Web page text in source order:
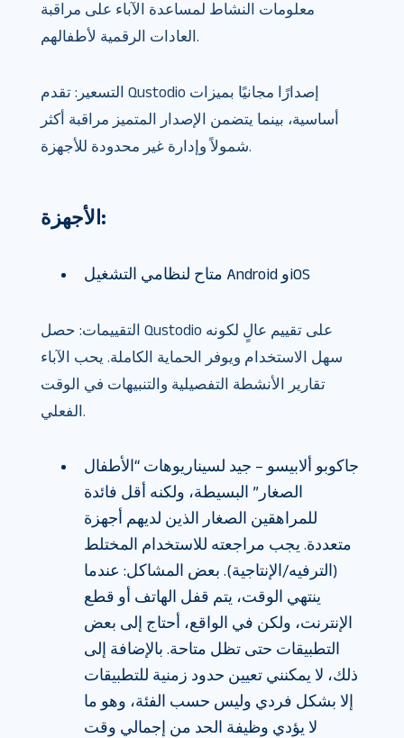
معلومات النشاط لمساعدة الآباء على مراقبة
العادات الرقمية لأطفالهم.
التسعير: تقدم Qustodio إصدارًا مجانيًا بميزات
أساسية، بينما يتضمن الإصدار المتميز مراقبة أكثر
شمولاً وإدارة غير محدودة للأجهزة.
الأجهزة:
متاح لنظامي التشغيل Android وiOS
التقييمات: حصل Qustodio على تقييم عالٍ لكونه
سهل الاستخدام ويوفر الحماية الكاملة. يحب الآباء
تقارير الأنشطة التفصيلية والتنبيهات في الوقت
الفعلي.
جاكوبو ألابيسو – جيد لسيناريوهات “الأطفال
الصغار” البسيطة، ولكنه أقل فائدة
للمراهقين الصغار الذين لديهم أجهزة
متعددة. يجب مراجعته للاستخدام المختلط
(الترفيه/الإنتاجية). بعض المشاكل: عندما
ينتهي الوقت، يتم قفل الهاتف أو قطع
الإنترنت، ولكن في الواقع، أحتاج إلى بعض
التطبيقات حتى تظل متاحة. بالإضافة إلى
ذلك، لا يمكنني تعيين حدود زمنية للتطبيقات
إلا بشكل فردي وليس حسب الفئة، وهو ما
لا يؤدي وظيفة الحد من إجمالي وقت